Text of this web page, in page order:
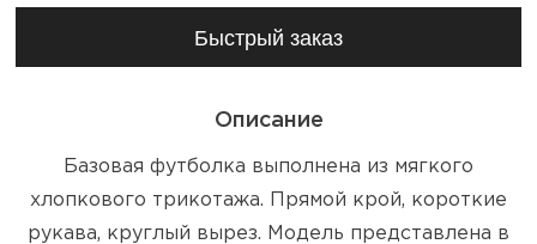
Быстрый заказ
Описание
Базовая футболка выполнена из мягкого
хлопкового трикотажа. Прямой крой, короткие
рукава, круглый вырез. Модель представлена в